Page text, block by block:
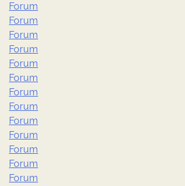
Forum
Forum
Forum
Forum
Forum
Forum
Forum
Forum
Forum
Forum
Forum
Forum
Forum